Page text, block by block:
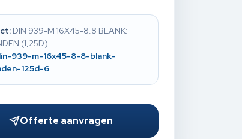
DIN 939-M 16X45-8.8 BLANK:
(1,25D)
939-m-16x45-8-8-blank-
125d-6
Offerte aanvragen